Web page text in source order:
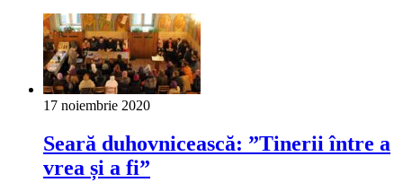
17 noiembrie 2020
Seară duhovnicească: ”Tinerii între a
vrea și a fi”